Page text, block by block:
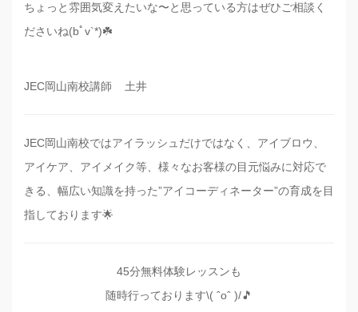
ちょっと雰囲気変えたいな〜と思っている方はぜひご相談く
ださいね(bﾟv`*)☘️
JEC岡山南校講師 土井
JEC岡山南校ではアイラッシュだけではなく、アイブロウ、
アイケア、アイメイク等、様々なお客様の目元悩みに対応で
きる、幅広い知識を持った”アイコーディネーター”の育成を目
指しております🌟
45分無料体験レッスンも
随時行っております\( ˆoˆ )/🎵